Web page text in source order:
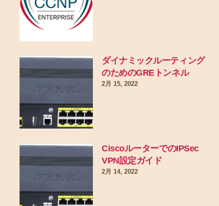
ダイナミックルーティング
のためのGREトンネル
2月 15, 2022
CiscoルーターでのIPSec
VPN設定ガイド
2月 14, 2022